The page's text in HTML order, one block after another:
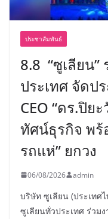
ประชาสัมพันธ์
8.8 “ซูเลียน
ประเทศ จัดป
CEO “ดร.ปิย
ทัศน์ธุรกิจ พร้
รถแห่” ยกวง
06/08/2026 admin
บริษัท ซูเลียน (ประเทศ
ซูเลียนทั่วประเทศ ร่วม